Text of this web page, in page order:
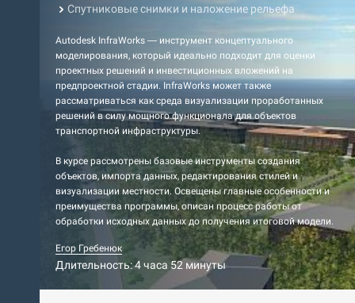
Спутниковые снимки и наложение рельефа
Autodesk InfraWorks — инструмент концептуального
моделирования, который идеально подходит для оценки
проектных решений и инвестиционных вложений на
предпроектной стадии. InfraWorks может также
рассматриваться как среда визуализации проработанных
решений в силу мощного функционала для объектов
транспортной инфраструктуры.
В курсе рассмотрены базовые инструменты создания
объектов, импорта данных, редактирования стилей и
визуализации местности. Освещены главные особенности и
преимущества программы, описан процесс работы от
обработки исходных данных до получения итоговой модели.
Егор Гребенюк
Длительность: 4 часа 52 минуты